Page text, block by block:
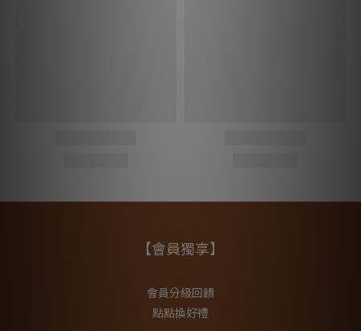
【會員獨享】
會員分級回饋
點點換好禮